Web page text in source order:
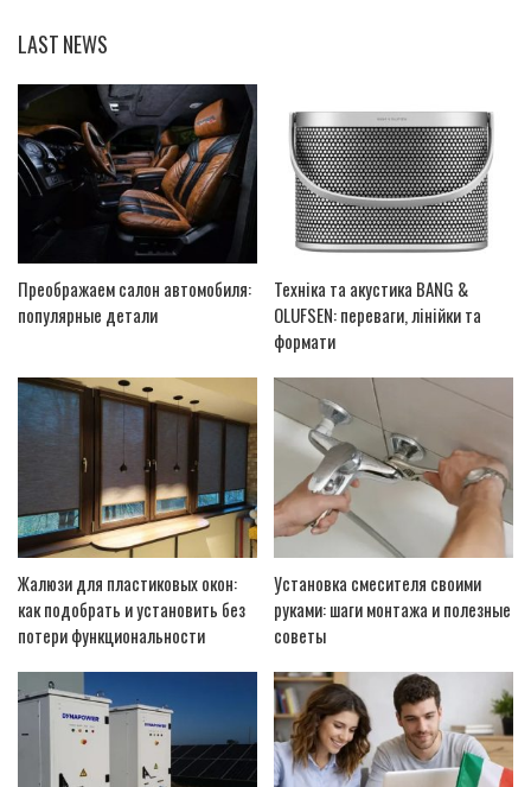
LAST NEWS
Преображаем салон автомобиля:
популярные детали
Техніка та акустика BANG &
OLUFSEN: переваги, лінійки та
формати
Жалюзи для пластиковых окон:
как подобрать и установить без
потери функциональности
Установка смесителя своими
руками: шаги монтажа и полезные
советы